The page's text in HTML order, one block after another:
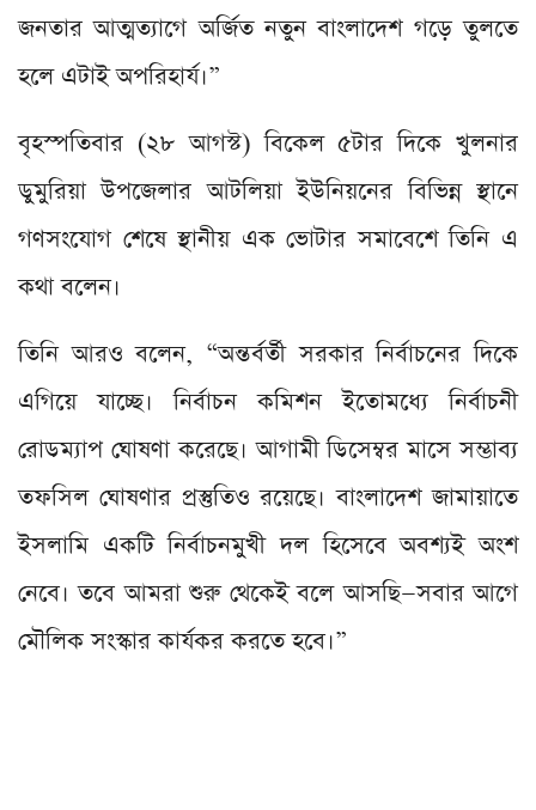
জনতার আত্মত্যাগে অর্জিত নতুন বাংলাদেশ গড়ে তুলতে
হলে এটাই অপরিহার্য।”
বৃহস্পতিবার (২৮ আগস্ট) বিকেল ৫টার দিকে খুলনার
ডুমুরিয়া উপজেলার আটলিয়া ইউনিয়নের বিভিন্ন স্থানে
গণসংযোগ শেষে স্থানীয় এক ভোটার সমাবেশে তিনি এ
কথা বলেন।
তিনি আরও বলেন, “অন্তর্বর্তী সরকার নির্বাচনের দিকে
এগিয়ে যাচ্ছে। নির্বাচন কমিশন ইতোমধ্যে নির্বাচনী
রোডম্যাপ ঘোষণা করেছে। আগামী ডিসেম্বর মাসে সম্ভাব্য
তফসিল ঘোষণার প্রস্তুতিও রয়েছে। বাংলাদেশ জামায়াতে
ইসলামি একটি নির্বাচনমুখী দল হিসেবে অবশ্যই অংশ
নেবে। তবে আমরা শুরু থেকেই বলে আসছি—সবার আগে
মৌলিক সংস্কার কার্যকর করতে হবে।”